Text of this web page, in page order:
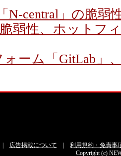
N-central」の脆弱
脆弱性、ホットフ
ーム「GitLab」
広告掲載について
利用規約・免責事
Copyright (c)